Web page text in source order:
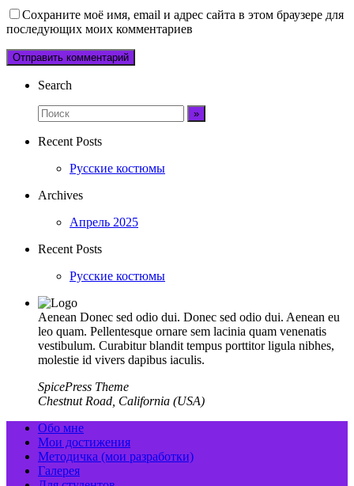
Сохраните моё имя, email и адрес сайта в этом браузере для
последующих моих комментариев
Search
Recent Posts
Русские костюмы
Archives
Апрель 2025
Recent Posts
Русские костюмы
Aenean Donec sed odio dui. Donec sed odio dui. Aenean eu
leo quam. Pellentesque ornare sem lacinia quam venenatis
vestibulum. Curabitur blandit tempus porttitor ligula nibhes,
molestie id vivers dapibus iaculis.
SpicePress Theme
Chestnut Road, California (USA)
Обо мне
Мои достижения
Методичка (мои разработки)
Галерея